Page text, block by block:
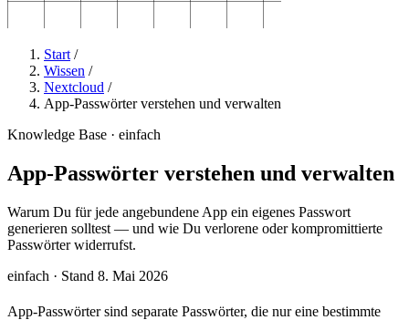
Start /
Wissen /
Nextcloud /
App-Passwörter verstehen und verwalten
Knowledge Base · einfach
App-Passwörter verstehen und verwalten
Warum Du für jede angebundene App ein eigenes Passwort
generieren solltest — und wie Du verlorene oder kompromittierte
Passwörter widerrufst.
einfach · Stand 8. Mai 2026
App-Passwörter sind separate Passwörter, die nur eine bestimmte